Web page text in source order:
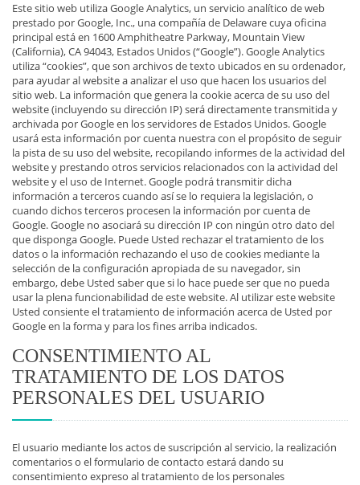
Este sitio web utiliza Google Analytics, un servicio analítico de web
prestado por Google, Inc., una compañía de Delaware cuya oficina
principal está en 1600 Amphitheatre Parkway, Mountain View
(California), CA 94043, Estados Unidos (“Google”). Google Analytics
utiliza “cookies”, que son archivos de texto ubicados en su ordenador,
para ayudar al website a analizar el uso que hacen los usuarios del
sitio web. La información que genera la cookie acerca de su uso del
website (incluyendo su dirección IP) será directamente transmitida y
archivada por Google en los servidores de Estados Unidos. Google
usará esta información por cuenta nuestra con el propósito de seguir
la pista de su uso del website, recopilando informes de la actividad del
website y prestando otros servicios relacionados con la actividad del
website y el uso de Internet. Google podrá transmitir dicha
información a terceros cuando así se lo requiera la legislación, o
cuando dichos terceros procesen la información por cuenta de
Google. Google no asociará su dirección IP con ningún otro dato del
que disponga Google. Puede Usted rechazar el tratamiento de los
datos o la información rechazando el uso de cookies mediante la
selección de la configuración apropiada de su navegador, sin
embargo, debe Usted saber que si lo hace puede ser que no pueda
usar la plena funcionabilidad de este website. Al utilizar este website
Usted consiente el tratamiento de información acerca de Usted por
Google en la forma y para los fines arriba indicados.
CONSENTIMIENTO AL
TRATAMIENTO DE LOS DATOS
PERSONALES DEL USUARIO
El usuario mediante los actos de suscripción al servicio, la realización
comentarios o el formulario de contacto estará dando su
consentimiento expreso al tratamiento de los personales